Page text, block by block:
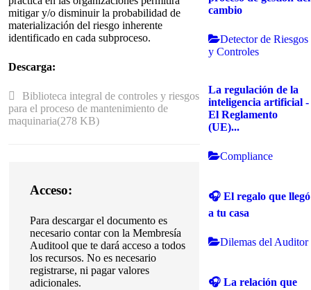
mitigar y/o disminuir la probabilidad de
materialización del riesgo inherente
identificado en cada subproceso.
Descarga:
Archivar
Biblioteca integral de controles y riesgos
para el proceso de mantenimiento de
maquinaria(278 KB)
Acceso:
Para descargar el documento es
necesario contar con la Membresía
Auditool que te dará acceso a todos
los recursos. No es necesario
registrarse, ni pagar valores
adicionales.
cambio
Detector de Riesgos
y Controles
La regulación de la
inteligencia artificial -
El Reglamento
(UE)...
Compliance
🎧 El regalo que llegó
a tu casa
Dilemas del Auditor
🎧 La relación que